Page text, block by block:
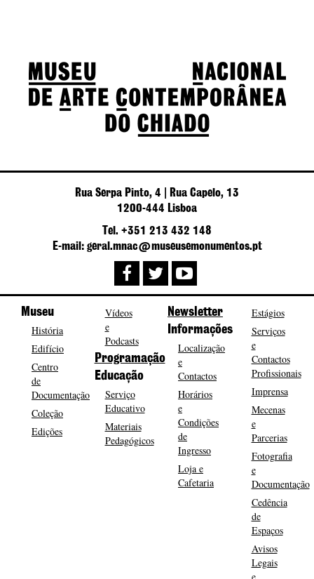
Rua Serpa Pinto, 4 | Rua Capelo, 13
1200-444 Lisboa
Tel. +351 213 432 148
E-mail: geral.mnac@museusemonumentos.pt
Museu
História
Edifício
Centro
de
Documentação
Coleção
Edições
Vídeos
e
Podcasts
Programação
Educação
Serviço
Educativo
Materiais
Pedagógicos
Newsletter
Informações
Localização
e
Contactos
Horários
e
Condições
de
Ingresso
Loja e
Cafetaria
Estágios
Serviços
e
Contactos
Profissionais
Imprensa
Mecenas
e
Parcerias
Fotografia
e
Documentação
Cedência
de
Espaços
Avisos
Legais